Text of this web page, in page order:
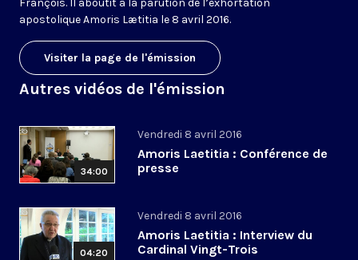
François. Il aboutit à la parution de l’exhortation
apostolique Amoris Lætitia le 8 avril 2016.
Visiter la page de l'émission
Autres vidéos de l'émission
34:00
Vendredi 8 avril 2016
Amoris Laetitia : Conférence de
presse
04:20
Vendredi 8 avril 2016
Amoris Laetitia : Interview du
Cardinal Vingt-Trois